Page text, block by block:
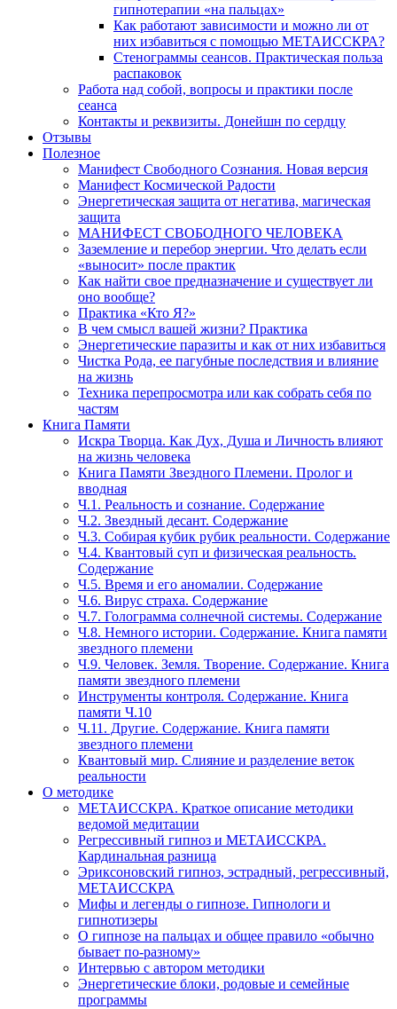
гипнотерапии «на пальцах»
Как работают зависимости и можно ли от
них избавиться с помощью МЕТАИССКРА?
Стенограммы сеансов. Практическая польза
распаковок
Работа над собой, вопросы и практики после
сеанса
Контакты и реквизиты. Донейшн по сердцу
Отзывы
Полезное
Манифест Свободного Сознания. Новая версия
Манифест Космической Радости
Энергетическая защита от негатива, магическая
защита
МАНИФЕСТ СВОБОДНОГО ЧЕЛОВЕКА
Заземление и перебор энергии. Что делать если
«выносит» после практик
Как найти свое предназначение и существует ли
оно вообще?
Практика «Кто Я?»
В чем смысл вашей жизни? Практика
Энергетические паразиты и как от них избавиться
Чистка Рода, ее пагубные последствия и влияние
на жизнь
Техника перепросмотра или как собрать себя по
частям
Книга Памяти
Искра Творца. Как Дух, Душа и Личность влияют
на жизнь человека
Книга Памяти Звездного Племени. Пролог и
вводная
Ч.1. Реальность и сознание. Содержание
Ч.2. Звездный десант. Содержание
Ч.3. Собирая кубик рубик реальности. Содержание
Ч.4. Квантовый суп и физическая реальность.
Содержание
Ч.5. Время и его аномалии. Содержание
Ч.6. Вирус страха. Содержание
Ч.7. Голограмма солнечной системы. Содержание
Ч.8. Немного истории. Содержание. Книга памяти
звездного племени
Ч.9. Человек. Земля. Творение. Содержание. Книга
памяти звездного племени
Инструменты контроля. Содержание. Книга
памяти Ч.10
Ч.11. Другие. Содержание. Книга памяти
звездного племени
Квантовый мир. Слияние и разделение веток
реальности
О методике
МЕТАИССКРА. Краткое описание методики
ведомой медитации
Регрессивный гипноз и МЕТАИССКРА.
Кардинальная разница
Эриксоновский гипноз, эстрадный, регрессивный,
МЕТАИССКРА
Мифы и легенды о гипнозе. Гипнологи и
гипнотизеры
О гипнозе на пальцах и общее правило «обычно
бывает по-разному»
Интервью с автором методики
Энергетические блоки, родовые и семейные
программы